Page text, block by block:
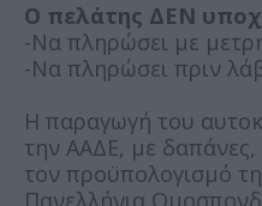
Ο πελάτης ΔΕΝ
-Να πληρώσει με
-Να πληρώσει πριν
Η παραγωγή του
την ΑΑΔΕ, με
τον προϋπολογισμό